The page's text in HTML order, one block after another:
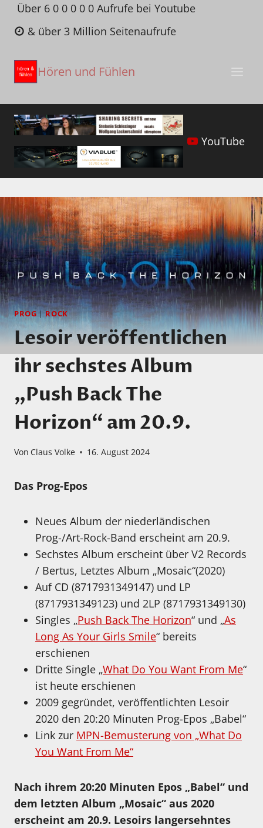
Zum
Inhalt
springen
Über 6 0 0 0 0 0 Aufrufe bei Youtube
& über 3 Million Seitenaufrufe
Hören und Fühlen
YouTube
PROG|ROCK
Lesoir veröffentlichen
ihr sechstes Album
„Push Back The
Horizon“ am 20.9.
Von Claus Volke 16. August 2024
Das Prog-Epos
Neues Album der niederländischen
Prog-/Art-Rock-Band erscheint am 20.9.
Sechstes Album erscheint über V2 Records
/ Bertus, Letztes Album „Mosaic“(2020)
Auf CD (8717931349147) und LP
(8717931349123) und 2LP (8717931349130)
Singles „Push Back The Horizon“ und „As
Long As Your Girls Smile“ bereits
erschienen
Dritte Single „What Do You Want From Me“
ist heute erschienen
2009 gegründet, veröffentlichten Lesoir
2020 den 20:20 Minuten Prog-Epos „Babel“
Link zur MPN-Bemusterung von „What Do
You Want From Me“
Nach ihrem 20:20 Minuten Epos „Babel“ und
dem letzten Album „Mosaic“ aus 2020
erscheint am 20.9. Lesoirs langersehntes